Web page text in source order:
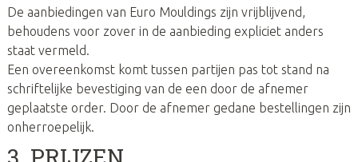
De aanbiedingen van Euro Mouldings zijn vrijblijvend,
behoudens voor zover in de aanbieding expliciet anders
staat vermeld.
Een overeenkomst komt tussen partijen pas tot stand na
schriftelijke bevestiging van de een door de afnemer
geplaatste order. Door de afnemer gedane bestellingen zijn
onherroepelijk.